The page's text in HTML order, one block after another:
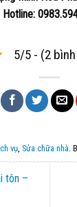
Hotline:
5/5 - (2
vụ, Sửa chữa nhà.
tôn –